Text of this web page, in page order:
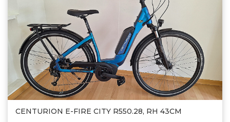
CENTURION E-FIRE CITY R550.28, RH 43CM